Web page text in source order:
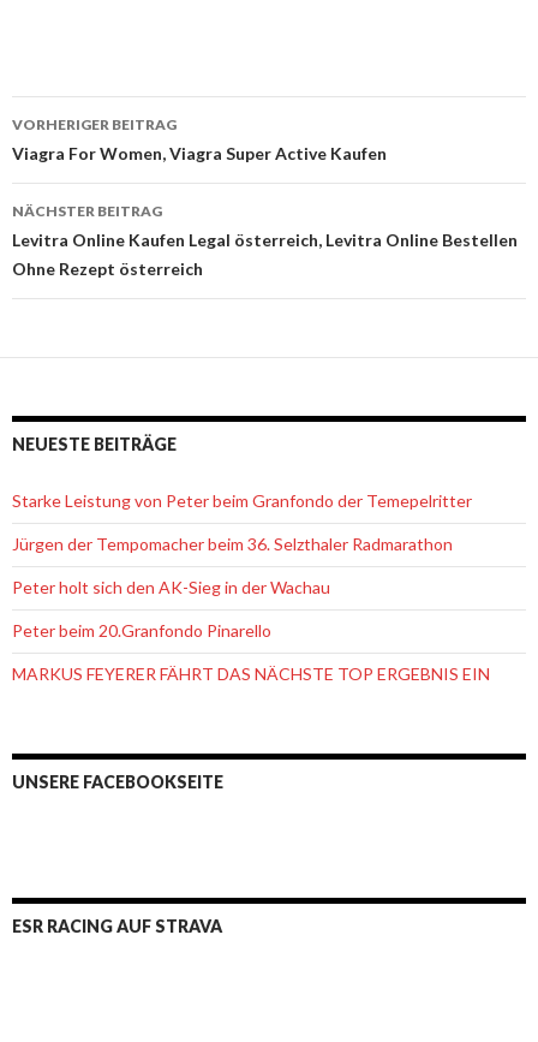
Beitrags-
Navigation
VORHERIGER BEITRAG
Viagra For Women, Viagra Super Active Kaufen
NÄCHSTER BEITRAG
Levitra Online Kaufen Legal österreich, Levitra Online Bestellen
Ohne Rezept österreich
NEUESTE BEITRÄGE
Starke Leistung von Peter beim Granfondo der Temepelritter
Jürgen der Tempomacher beim 36. Selzthaler Radmarathon
Peter holt sich den AK-Sieg in der Wachau
Peter beim 20.Granfondo Pinarello
MARKUS FEYERER FÄHRT DAS NÄCHSTE TOP ERGEBNIS EIN
UNSERE FACEBOOKSEITE
ESR RACING AUF STRAVA